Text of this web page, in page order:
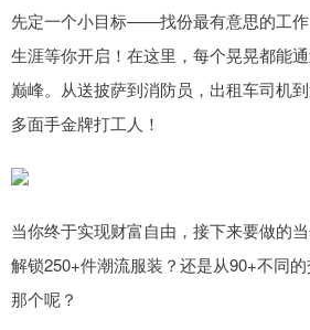
先定一个小目标——找份最有意思的工
生涯等你开启！在这里，每个晃晃都能
巅峰。从送披萨到消防员，出租车司机
多面手金牌打工人！
当你终于实现财富自由，接下来要做的
解锁250+件潮流服装？还是从90+不同
那个呢？